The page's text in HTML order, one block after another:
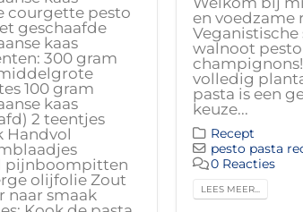
courgette pesto
geschaafde
kaas
300 gram
100 gram
kaas
2 teentjes
Handvol
pijnboompitten
olijfolie Zout
naar smaak
en voedzame
Veganistische
walnoot
volledig
pasta is een
keuze...
Recept
pesto pasta
0 Reacties
LEES MEER...